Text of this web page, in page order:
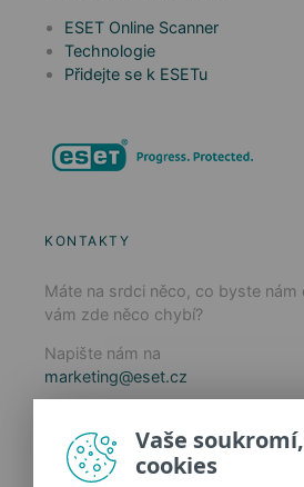
ESET Online Scanner
Technologie
Přidejte se k ESETu
KONTAKTY
Máte na srdci něco, co byste nám
vám zde něco chybí?
Napište nám na
marketing@eset.cz
Zásady ochrany osobních údajů
Spravovat cookies
Vaše
cookies